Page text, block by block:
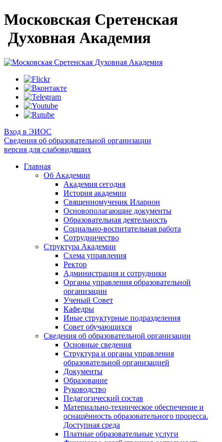
Московская Сретенская
Духовная Академия
Вход в ЭИОС
Сведения об образовательной организации
версия для слабовидящих
Главная
Об Академии
Академия сегодня
История академии
Священномученик Иларион
Основополагающие документы
Образовательная деятельность
Социально-воспитательная работа
Сотрудничество
Структура Академии
Схема управления
Ректор
Администрация и сотрудники
Органы управления образовательной
организации
Ученый Совет
Кафедры
Иные структурные подразделения
Совет обучающихся
Сведения об образовательной организации
Основные сведения
Структура и органы управления
образовательной организацией
Документы
Образование
Руководство
Педагогический состав
Материально-техническое обеспечение и
оснащённость образовательного процесса.
Доступная среда
Платные образовательные услуги